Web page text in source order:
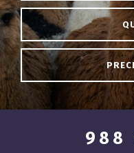
988